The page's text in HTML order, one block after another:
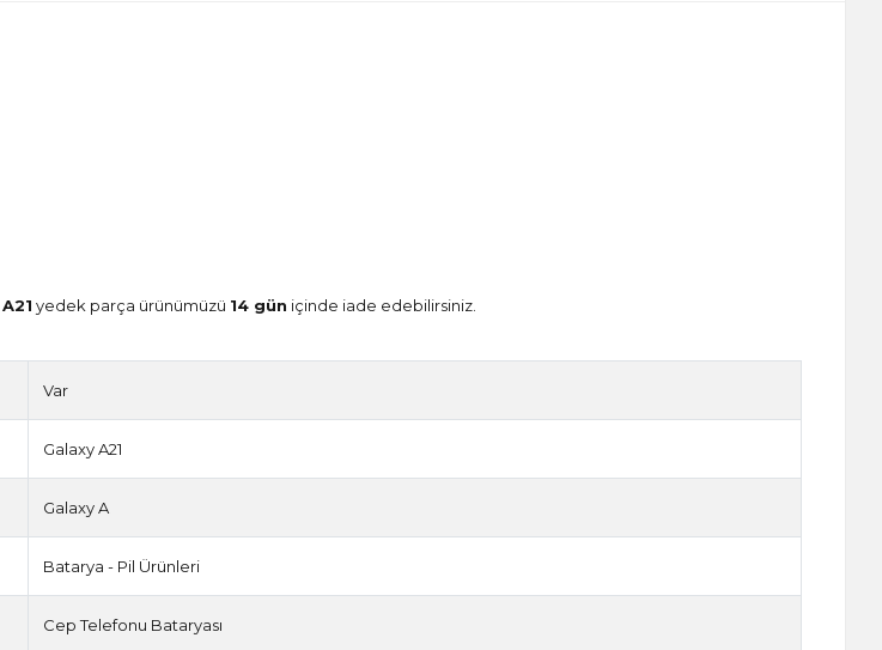
yedek parça ürünümüzü 14 gün içinde iade edebilirsiniz.
Var
Galaxy A21
Galaxy A
Batarya - Pil Ürünleri
Cep Telefonu Bataryası